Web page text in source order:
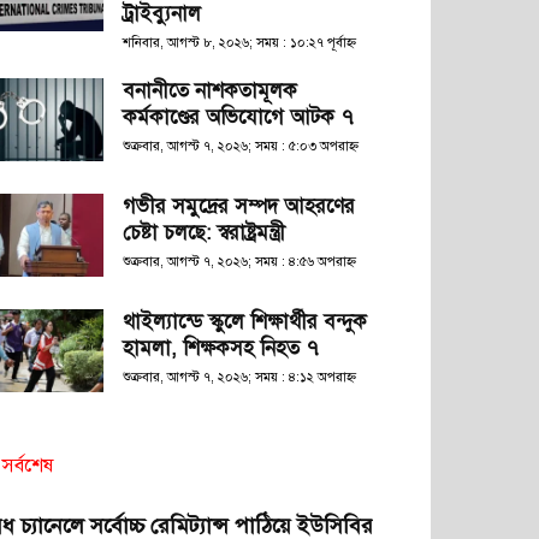
ট্রাইব্যুনাল
শনিবার, আগস্ট ৮, ২০২৬; সময় : ১০:২৭ পূর্বাহ্ণ
বনানীতে নাশকতামূলক
কর্মকাণ্ডের অভিযোগে আটক ৭
শুক্রবার, আগস্ট ৭, ২০২৬; সময় : ৫:০৩ অপরাহ্ণ
গভীর সমুদ্রের সম্পদ আহরণের
চেষ্টা চলছে: স্বরাষ্ট্রমন্ত্রী
শুক্রবার, আগস্ট ৭, ২০২৬; সময় : ৪:৫৬ অপরাহ্ণ
থাইল্যান্ডে স্কুলে শিক্ষার্থীর বন্দুক
হামলা, শিক্ষকসহ নিহত ৭
শুক্রবার, আগস্ট ৭, ২০২৬; সময় : ৪:১২ অপরাহ্ণ
সর্বশেষ
চ্যানেলে সর্বোচ্চ রেমিট্যান্স পাঠিয়ে ইউসিবির